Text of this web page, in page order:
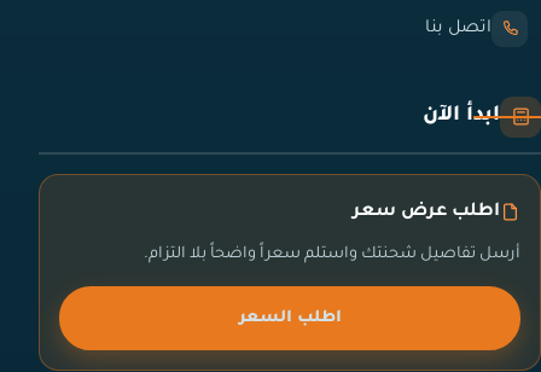
اتصل بنا
ابدأ الآن
اطلب عرض سعر
أرسل تفاصيل شحنتك واستلم سعراً واضحاً بلا التزام.
اطلب السعر